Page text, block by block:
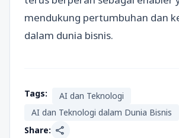
mendukung pertumbuhan dan
dalam dunia bisnis.
Tags:
AI dan Teknologi
AI dan Teknologi dalam Dunia Bisnis
Share: share